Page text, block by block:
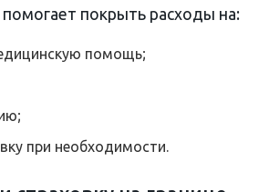
покрыть расходы на:
помощь;
при необходимости.